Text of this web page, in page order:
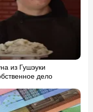
из Гушэуки
дело